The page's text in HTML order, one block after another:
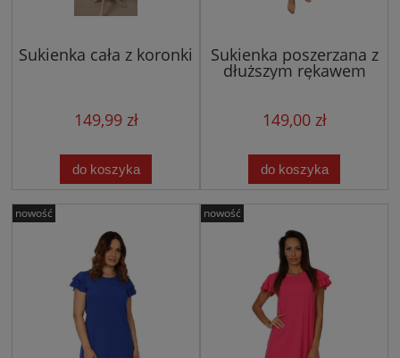
Sukienka cała z koronki
149,99 zł
do koszyka
Sukienka poszerzana z
dłuższym rękawem
(niebieska) 029
149,00 zł
do koszyka
nowość nowość